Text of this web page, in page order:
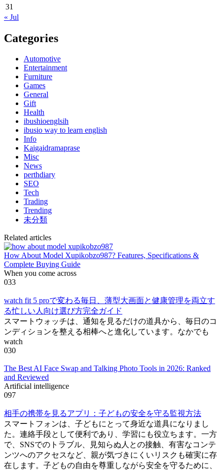
31
« Jul
Categories
Automotive
Entertainment
Furniture
Games
General
Gift
Health
ibushioenglsih
ibusio way to learn english
Info
Kaigaidramaprase
Misc
News
perthdiary
SEO
Tech
Trading
Trending
未分類
Related articles
How About Model Xupikobzo987? Features, Specifications &
Complete Buying Guide
When you come across
033
watch fit 5 proで変わる毎日、薄型大画面と健康管理を両立す
る忙しい人向け選び方完全ガイド
スマートウォッチは、通知を見るだけの道具から、毎日のコ
ンディションを整える相棒へと進化しています。なかでも
watch
030
The Best AI Face Swap and Talking Photo Tools in 2026: Ranked
and Reviewed
Artificial intelligence
097
相手の携帯を見るアプリ：子どもの安全を守る監視方法
スマートフォンは、子どもにとって身近な道具になりまし
た。連絡手段として便利であり、学習にも役立ちます。一方
で、SNSでのトラブル、見知らぬ人との接触、有害なコンテ
ンツへのアクセスなど、親が気づきにくいリスクも確実に存
在します。子どもの自由を尊重しながら安全を守るために、